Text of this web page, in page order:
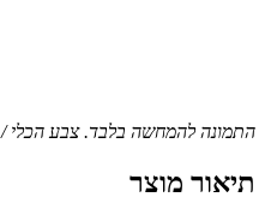
התמונה להמחשה בלבד. צבע הכלי
תיאור מוצר